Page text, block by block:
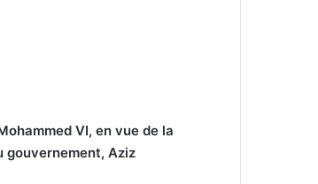
VI, en vue de la
gouvernement, Aziz